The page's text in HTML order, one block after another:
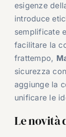
esigenze
introduce
semplificate
facilitare la
frattempo,
sicurezza
aggiunge la
unificare le
Le novità